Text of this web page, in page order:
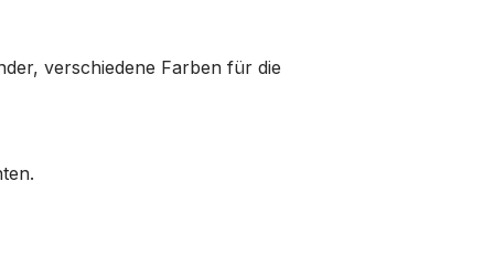
verschiedene Farben für die